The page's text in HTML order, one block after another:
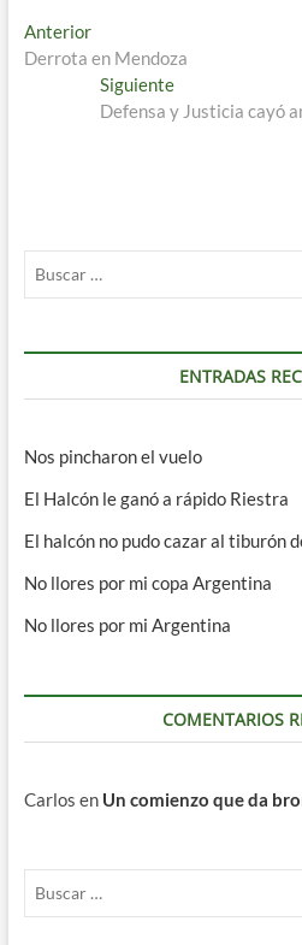
Navegación
de
entradas
AnteriorEntrada
anterior:
Derrota en Mendoza
SiguienteEntrada
siguiente:
Defensa y Justicia cayó
ENTRADAS
Nos pincharon el vuelo
El Halcón le ganó a rápido Riestra
El halcón no pudo cazar al tiburón
No llores por mi copa Argentina
No llores por mi Argentina
COMENTARIOS
Carlos en Un comienzo que da